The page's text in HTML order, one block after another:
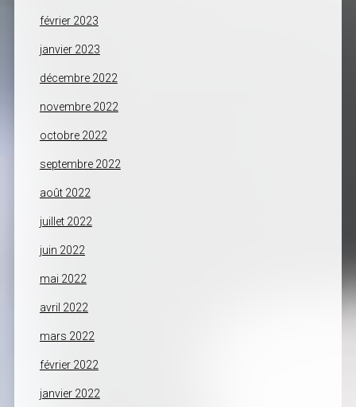
février 2023
janvier 2023
décembre 2022
novembre 2022
octobre 2022
septembre 2022
août 2022
juillet 2022
juin 2022
mai 2022
avril 2022
mars 2022
février 2022
janvier 2022